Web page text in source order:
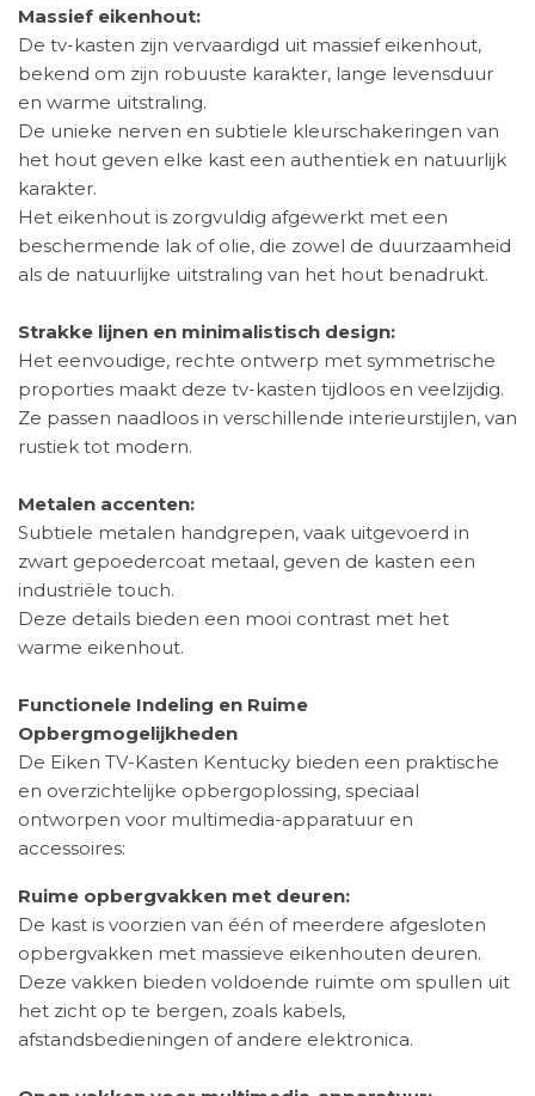
Massief eikenhout:
De tv-kasten zijn vervaardigd uit massief eikenhout,
bekend om zijn robuuste karakter, lange levensduur
en warme uitstraling.
De unieke nerven en subtiele kleurschakeringen van
het hout geven elke kast een authentiek en natuurlijk
karakter.
Het eikenhout is zorgvuldig afgewerkt met een
beschermende lak of olie, die zowel de duurzaamheid
als de natuurlijke uitstraling van het hout benadrukt.
Strakke lijnen en minimalistisch design:
Het eenvoudige, rechte ontwerp met symmetrische
proporties maakt deze tv-kasten tijdloos en veelzijdig.
Ze passen naadloos in verschillende interieurstijlen, van
rustiek tot modern.
Metalen accenten:
Subtiele metalen handgrepen, vaak uitgevoerd in
zwart gepoedercoat metaal, geven de kasten een
industriële touch.
Deze details bieden een mooi contrast met het
warme eikenhout.
Functionele Indeling en Ruime
Opbergmogelijkheden
De Eiken TV-Kasten Kentucky bieden een praktische
en overzichtelijke opbergoplossing, speciaal
ontworpen voor multimedia-apparatuur en
accessoires:
Ruime opbergvakken met deuren:
De kast is voorzien van één of meerdere afgesloten
opbergvakken met massieve eikenhouten deuren.
Deze vakken bieden voldoende ruimte om spullen uit
het zicht op te bergen, zoals kabels,
afstandsbedieningen of andere elektronica.